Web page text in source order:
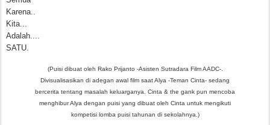
Karena..
Kita...
Adalah....
SATU.
(Puisi dibuat oleh Rako Prijanto -Asisten Sutradara Film AADC-.
Divisualisasikan di adegan awal film saat Alya -Teman Cinta- sedang
bercerita tentang masalah keluarganya. Cinta & the gank pun mencoba
menghibur Alya dengan puisi yang dibuat oleh Cinta untuk mengikuti
kompetisi lomba puisi tahunan di sekolahnya.)